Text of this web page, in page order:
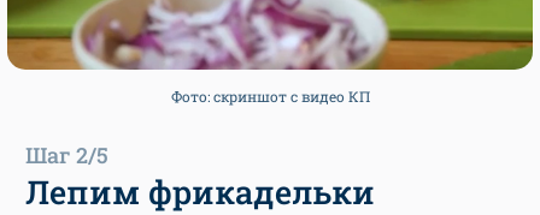
Фото: скриншот с видео КП
Шаг 2/5
Лепим фрикадельки